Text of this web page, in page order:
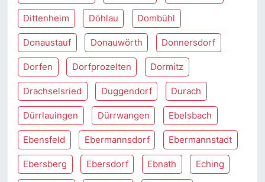
Dittenheim Döhlau Dombühl
Donaustauf Donauwörth Donnersdorf
Dorfen Dorfprozelten Dormitz
Drachselsried Duggendorf Durach
Dürrlauingen Dürrwangen Ebelsbach
Ebensfeld Ebermannsdorf Ebermannstadt
Ebersberg Ebersdorf Ebnath Eching